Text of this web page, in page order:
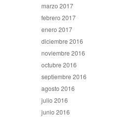
marzo 2017
febrero 2017
enero 2017
diciembre 2016
noviembre 2016
octubre 2016
septiembre 2016
agosto 2016
julio 2016
junio 2016